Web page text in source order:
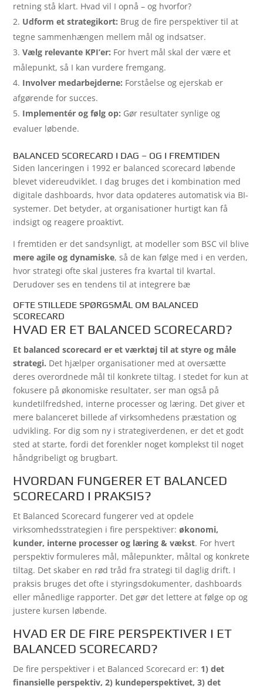
retning stå klart. Hvad vil I opnå – og hvorfor?
Udform et strategikort: Brug de fire perspektiver til at
tegne sammenhængen mellem mål og indsatser.
Vælg relevante KPI’er: For hvert mål skal der være et
målepunkt, så I kan vurdere fremgang.
Involver medarbejderne: Forståelse og ejerskab er
afgørende for succes.
Implementér og følg op: Gør resultater synlige og
evaluer løbende.
BALANCED SCORECARD I DAG – OG I FREMTIDEN
Siden lanceringen i 1992 er balanced scorecard løbende
blevet videreudviklet. I dag bruges det i kombination med
digitale dashboards, hvor data opdateres automatisk via BI-
systemer. Det betyder, at organisationer hurtigt kan få
indsigt og reagere proaktivt.
I fremtiden er det sandsynligt, at modeller som BSC vil blive
mere agile og dynamiske, så de kan følge med i en verden,
hvor strategi ofte skal justeres fra kvartal til kvartal.
Derudover ses en tendens til at integrere bæ
OFTE STILLEDE SPØRGSMÅL OM BALANCED
SCORECARD
HVAD ER ET BALANCED SCORECARD?
Et balanced scorecard er et værktøj til at styre og måle
strategi. Det hjælper organisationer med at oversætte
deres overordnede mål til konkrete tiltag. I stedet for kun at
fokusere på økonomiske resultater, ser man også på
kundetilfredshed, interne processer og læring. Det giver et
mere balanceret billede af virksomhedens præstation og
udvikling. For dig som ny i strategiverdenen, er det et godt
sted at starte, fordi det forenkler noget komplekst til noget
håndgribeligt og brugbart.
HVORDAN FUNGERER ET BALANCED
SCORECARD I PRAKSIS?
Et Balanced Scorecard fungerer ved at opdele
virksomhedsstrategien i fire perspektiver:økonomi,
kunder, interne processer og læring & vækst. For hvert
perspektiv formuleres mål, målepunkter, måltal og konkrete
tiltag. Det skaber en rød tråd fra strategi til daglig drift. I
praksis bruges det ofte i styringsdokumenter, dashboards
eller månedlige rapporter. Det gør det lettere at følge op og
justere kursen løbende.
HVAD ER DE FIRE PERSPEKTIVER I ET
BALANCED SCORECARD?
De fire perspektiver i et Balanced Scorecard er: 1) det
finansielle perspektiv, 2) kundeperspektivet, 3) det